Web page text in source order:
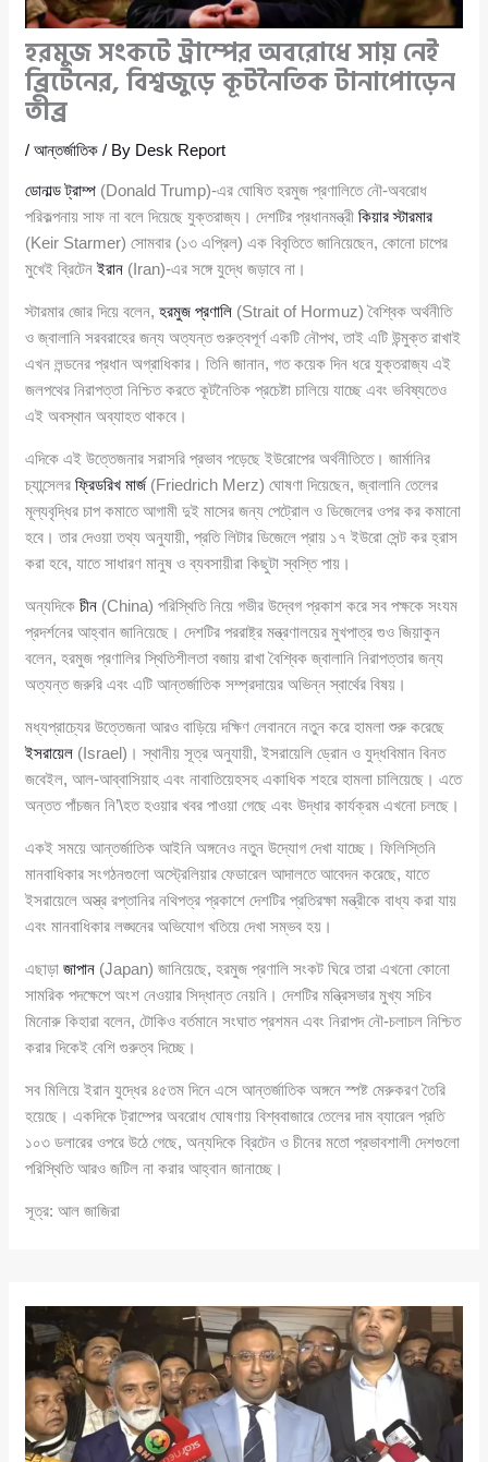
হরমুজ সংকটে ট্রাম্পের অবরোধে সায় নেই
ব্রিটেনের, বিশ্বজুড়ে কূটনৈতিক টানাপোড়েন
তীব্র
/আন্তর্জাতিক / By Desk Report
ডোনাল্ড ট্রাম্প (Donald Trump)-এর ঘোষিত হরমুজ প্রণালিতে নৌ-অবরোধ
পরিকল্পনায় সাফ না বলে দিয়েছে যুক্তরাজ্য। দেশটির প্রধানমন্ত্রীকিয়ার স্টারমার
(Keir Starmer) সোমবার (১৩ এপ্রিল) এক বিবৃতিতে জানিয়েছেন, কোনো চাপের
মুখেই ব্রিটেনইরান (Iran)-এর সঙ্গে যুদ্ধে জড়াবে না।
স্টারমার জোর দিয়ে বলেন,হরমুজ প্রণালি (Strait of Hormuz) বৈশ্বিক অর্থনীতি
ও জ্বালানি সরবরাহের জন্য অত্যন্ত গুরুত্বপূর্ণ একটি নৌপথ, তাই এটি উন্মুক্ত রাখাই
এখন লন্ডনের প্রধান অগ্রাধিকার। তিনি জানান, গত কয়েক দিন ধরে যুক্তরাজ্য এই
জলপথের নিরাপত্তা নিশ্চিত করতে কূটনৈতিক প্রচেষ্টা চালিয়ে যাচ্ছে এবং ভবিষ্যতেও
এই অবস্থান অব্যাহত থাকবে।
এদিকে এই উত্তেজনার সরাসরি প্রভাব পড়েছে ইউরোপের অর্থনীতিতে। জার্মানির
চ্যান্সেলরফ্রিডরিখ মার্জ(Friedrich Merz) ঘোষণা দিয়েছেন, জ্বালানি তেলের
মূল্যবৃদ্ধির চাপ কমাতে আগামী দুই মাসের জন্য পেট্রোল ও ডিজেলের ওপর কর কমানো
হবে। তার দেওয়া তথ্য অনুযায়ী, প্রতি লিটার ডিজেলে প্রায় ১৭ ইউরো সেন্ট কর হ্রাস
করা হবে, যাতে সাধারণ মানুষ ও ব্যবসায়ীরা কিছুটা স্বস্তি পায়।
অন্যদিকেচীন (China) পরিস্থিতি নিয়ে গভীর উদ্বেগ প্রকাশ করে সব পক্ষকে সংযম
প্রদর্শনের আহ্বান জানিয়েছে। দেশটির পররাষ্ট্র মন্ত্রণালয়ের মুখপাত্র গুও জিয়াকুন
বলেন, হরমুজ প্রণালির স্থিতিশীলতা বজায় রাখা বৈশ্বিক জ্বালানি নিরাপত্তার জন্য
অত্যন্ত জরুরি এবং এটি আন্তর্জাতিক সম্প্রদায়ের অভিন্ন স্বার্থের বিষয়।
মধ্যপ্রাচ্যের উত্তেজনা আরও বাড়িয়ে দক্ষিণ লেবাননে নতুন করে হামলা শুরু করেছে
ইসরায়েল (Israel)। স্থানীয় সূত্র অনুযায়ী, ইসরায়েলি ড্রোন ও যুদ্ধবিমান বিনত
জবেইল, আল-আব্বাসিয়াহ এবং নাবাতিয়েহসহ একাধিক শহরে হামলা চালিয়েছে। এতে
অন্তত পাঁচজন নি’\হত হওয়ার খবর পাওয়া গেছে এবং উদ্ধার কার্যক্রম এখনো চলছে।
একই সময়ে আন্তর্জাতিক আইনি অঙ্গনেও নতুন উদ্যোগ দেখা যাচ্ছে। ফিলিস্তিনি
মানবাধিকার সংগঠনগুলো অস্ট্রেলিয়ার ফেডারেল আদালতে আবেদন করেছে, যাতে
ইসরায়েলে অস্ত্র রপ্তানির নথিপত্র প্রকাশে দেশটির প্রতিরক্ষা মন্ত্রীকে বাধ্য করা যায়
এবং মানবাধিকার লঙ্ঘনের অভিযোগ খতিয়ে দেখা সম্ভব হয়।
এছাড়াজাপান (Japan) জানিয়েছে, হরমুজ প্রণালি সংকট ঘিরে তারা এখনো কোনো
সামরিক পদক্ষেপে অংশ নেওয়ার সিদ্ধান্ত নেয়নি। দেশটির মন্ত্রিসভার মুখ্য সচিব
মিনোরু কিহারা বলেন, টোকিও বর্তমানে সংঘাত প্রশমন এবং নিরাপদ নৌ-চলাচল নিশ্চিত
করার দিকেই বেশি গুরুত্ব দিচ্ছে।
সব মিলিয়ে ইরান যুদ্ধের ৪৫তম দিনে এসে আন্তর্জাতিক অঙ্গনে স্পষ্ট মেরুকরণ তৈরি
হয়েছে। একদিকে ট্রাম্পের অবরোধ ঘোষণায় বিশ্ববাজারে তেলের দাম ব্যারেল প্রতি
১০৩ ডলারের ওপরে উঠে গেছে, অন্যদিকে ব্রিটেন ও চীনের মতো প্রভাবশালী দেশগুলো
পরিস্থিতি আরও জটিল না করার আহ্বান জানাচ্ছে।
সূত্র: আল জাজিরা